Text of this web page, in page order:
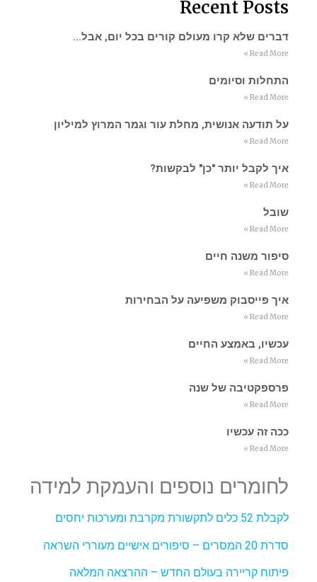
Recent Posts
דברים שלא קרו מעולם קורים בכל יום, אבל…
Read More »
התחלות וסיומים
Read More »
על תודעה אנושית, מחלת עור וגמר המרוץ למיליון
Read More »
איך לקבל יותר "כן" לבקשות?
Read More »
שובל
Read More »
סיפור משנה חיים
Read More »
איך פייסבוק משפיעה על הבחירות
Read More »
עכשיו, באמצע החיים
Read More »
פרספקטיבה של שנה
Read More »
ככה זה עכשיו
Read More »
לחומרים נוספים והעמקת למידה
לקבלת 52 כלים לתקשורת מקרבת ומערכות יחסים
סדרת 20 המסרים – סיפורים אישיים מעוררי השראה
פיתוח קריירה בעולם החדש – ההרצאה המלאה